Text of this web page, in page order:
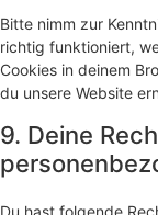
Bitte nimm zur
richtig funktioniert,
Cookies in deinem
du unsere Website
9. Deine
Du hast folgende